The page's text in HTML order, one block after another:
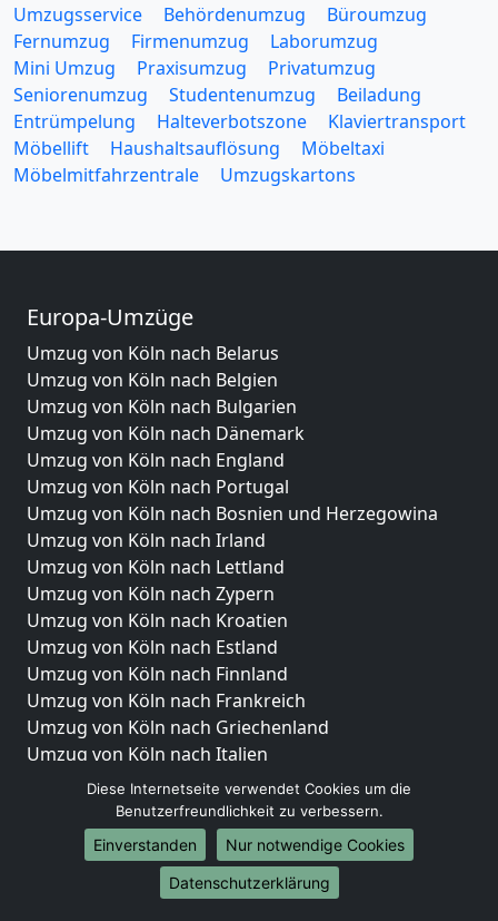
Umzugsservice Behördenumzug
Büroumzug
Fernumzug
Firmenumzug
Laborumzug
Mini Umzug
Praxisumzug
Privatumzug
Seniorenumzug
Studentenumzug
Beiladung
Entrümpelung
Halteverbotszone
Klaviertransport
Möbellift
Haushaltsauflösung
Möbeltaxi
Möbelmitfahrzentrale
Umzugskartons
Europa-Umzüge
Umzug von Köln nach Belarus
Umzug von Köln nach Belgien
Umzug von Köln nach Bulgarien
Umzug von Köln nach Dänemark
Umzug von Köln nach England
Umzug von Köln nach Portugal
Umzug von Köln nach Bosnien und Herzegowina
Umzug von Köln nach Irland
Umzug von Köln nach Lettland
Umzug von Köln nach Zypern
Umzug von Köln nach Kroatien
Umzug von Köln nach Estland
Umzug von Köln nach Finnland
Umzug von Köln nach Frankreich
Umzug von Köln nach Griechenland
Umzug von Köln nach Italien
Umzug von Köln nach Liechtenstein
Umzug von Köln nach Luxemburg
Umzug von Köln nach Niederlande
Umzug von Köln nach Norwegen
Umzüge-Deutschlandweit
Diese Internetseite verwendet Cookies um die
Benutzerfreundlichkeit zu verbessern.
Einverstanden
Nur notwendige Cookies
Datenschutzerklärung